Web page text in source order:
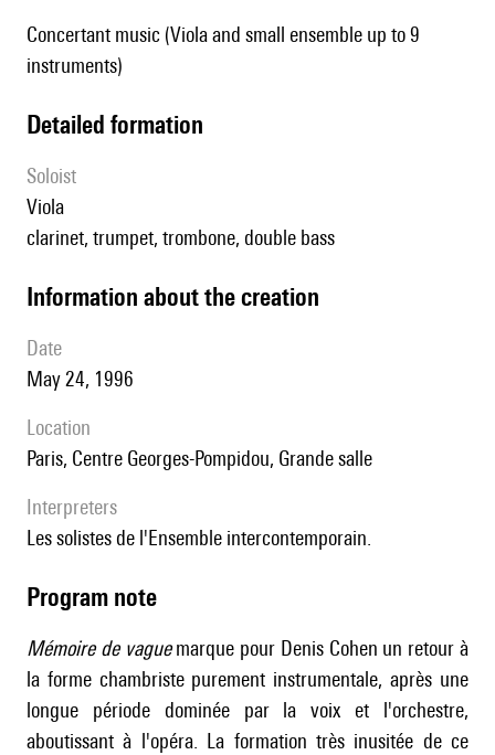
Concertant music (Viola and small ensemble up to 9
instruments)
detailed formation
Soloist
viola
clarinet, trumpet, trombone, double bass
information about the creation
date
May 24, 1996
location
Paris, Centre Georges-Pompidou, Grande salle
interpreters
les solistes de l'Ensemble intercontemporain.
Program note
Mémoire de vaguemarque pour Denis Cohen un retour à
la forme chambriste purement instrumentale, après une
longue période dominée par la voix et l'orchestre,
aboutissant à l'opéra. La formation très inusitée de ce